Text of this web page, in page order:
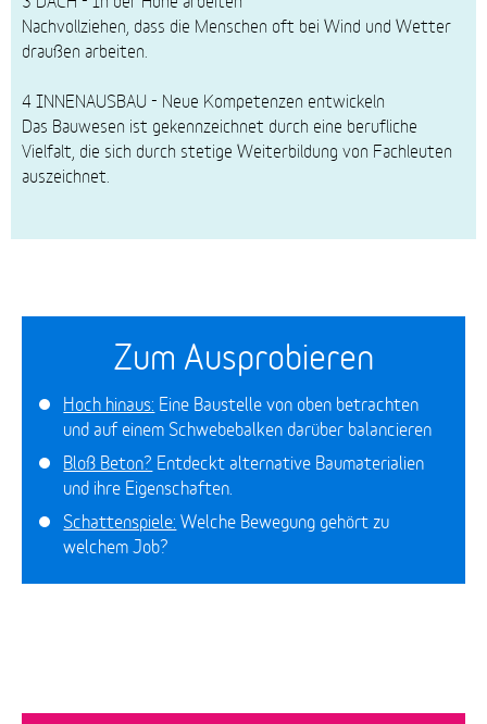
Nachvollziehen, dass die Menschen oft bei Wind und Wetter
draußen arbeiten.
4 INNENAUSBAU - Neue Kompetenzen entwickeln
Das Bauwesen ist gekennzeichnet durch eine berufliche
Vielfalt, die sich durch stetige Weiterbildung von Fachleuten
auszeichnet.
Zum Ausprobieren
Hoch hinaus: Eine Baustelle von oben betrachten
und auf einem Schwebebalken darüber balancieren
Bloß Beton? Entdeckt alternative Baumaterialien
und ihre Eigenschaften.
Schattenspiele: Welche Bewegung gehört zu
welchem Job?